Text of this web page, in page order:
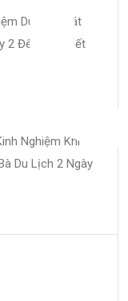
Du Lịch Cát
2 Đêm Chi Tiết
Nghiệm Khi
Du Lịch 2 Ngày